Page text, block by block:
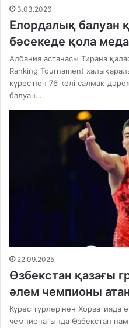
3.03.2026
Елордалық балуан
бәсекеде қола
Албания астанасы Тирана
Ranking Tournament
күресінен 76 келі салмақ
балуан…
22.09.2025
Өзбекстан қазағы
әлем чемпионы
Күрес түрлерінен Хорватияда
чемпионатында Өзбекстан